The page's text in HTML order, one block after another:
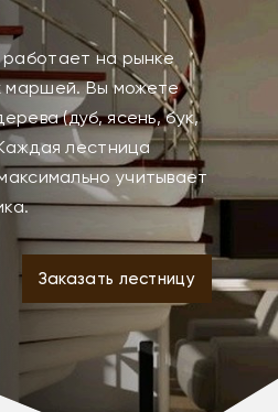
на рынке
маршей. Вы можете
(дуб, ясень, бук,
лестница
учитывает
Заказать лестницу